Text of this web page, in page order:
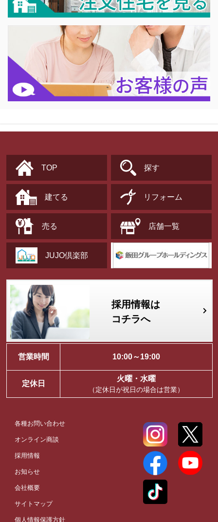
TOP 探す
建てる リフォーム
売る 店舗一覧
JUJO倶楽部
採用情報は
コチラへ
営業時間 10:00～19:00
定休日
火曜・水曜
（定休日が祝日の場合は営業）
各種お問い合わせ
オンライン商談
採用情報
お知らせ
会社概要
サイトマップ
個人情報保護方針